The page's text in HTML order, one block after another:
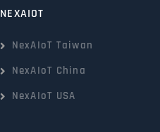
NEXAIOT
NexAIoT Taiwan
NexAIoT China
NexAIoT USA